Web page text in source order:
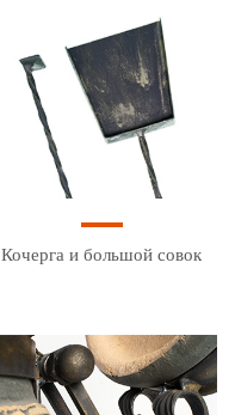
Кочерга и большой совок